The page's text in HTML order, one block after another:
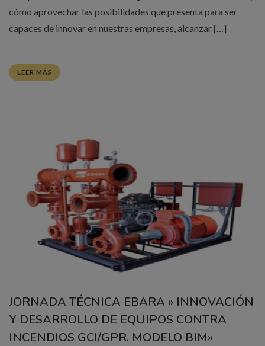
cómo aprovechar las posibilidades que presenta para ser
capaces de innovar en nuestras empresas, alcanzar […]
LEER MÁS
JORNADA TÉCNICA EBARA » INNOVACIÓN
Y DESARROLLO DE EQUIPOS CONTRA
INCENDIOS GCI/GPR. MODELO BIM»